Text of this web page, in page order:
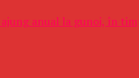
anual la gunoi, în